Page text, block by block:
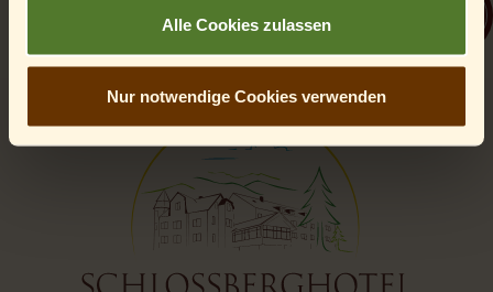
dass die Daten von US-Behörden zu Kontroll- und
Überwachungszwecken verarbeitet werden – unter
Du bist unter 16 Jahre alt? Dann kannst du nicht in
optionale Services einwilligen. Du kannst deine Eltern
oder Erziehungsberechtigten bitten, mit dir in diese
Services einzuwilligen.
Alle Cookies zulassen
Nur notwendige Cookies verwenden